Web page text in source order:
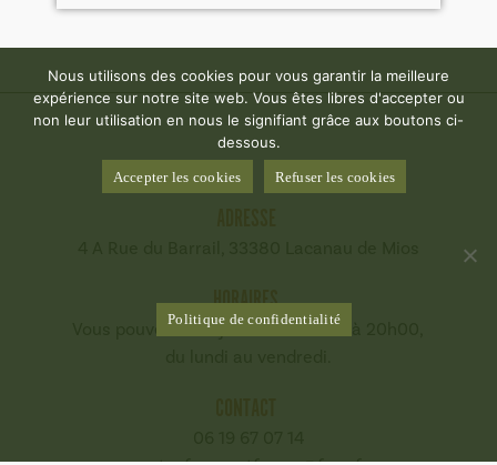
HORAIRES
Vous pouvez nous joindre de 8h00 à 20h00,
Nous utilisons des cookies pour vous garantir la meilleure
expérience sur notre site web. Vous êtes libres d'accepter ou
non leur utilisation en nous le signifiant grâce aux boutons ci-
dessous.
Accepter les cookies Refuser les cookies
Politique de confidentialité